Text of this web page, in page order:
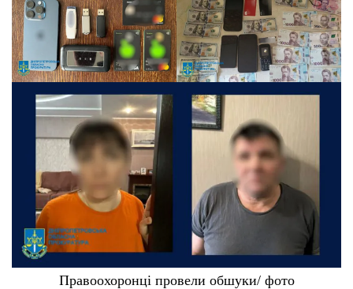
Правоохоронці провели обшуки/ фото